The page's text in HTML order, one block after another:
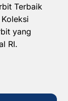
Terbaik
yang
RI.